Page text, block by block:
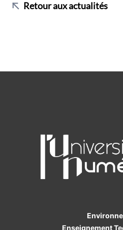
Retour aux actualités
Enseignement